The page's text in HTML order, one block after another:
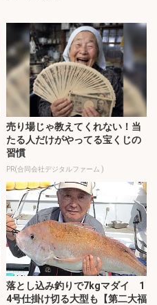
売り場じゃ教えてくれない！当
たる人だけがやってる宝くじの
習慣
PR(合同会社デジタルファーム )
落とし込み釣りで7kgマダイ 1
4号仕掛け切る大型も【第二大福